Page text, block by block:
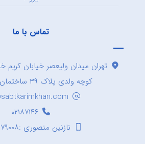
تماس با ما
تهران میدان ولیعصر خیابان کریم
کوچه ولدی پلاک ۳۹ ساختمان کریم خان
۰۲۱۸۷۱۴۶
نازنین منصوری :۰۹۱۲۸۴۷۹۰۰۸